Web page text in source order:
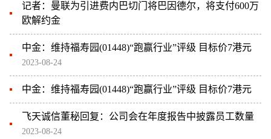
记者：曼联为引进费内巴切门将巴因德尔，将支付600万
欧解约金
中金：维持福寿园(01448)“跑赢行业”评级 目标价7港元
2023-08-24
中金：维持福寿园(01448)“跑赢行业”评级 目标价7港元
飞天诚信董秘回复：公司会在年度报告中披露员工数量
2023-08-24